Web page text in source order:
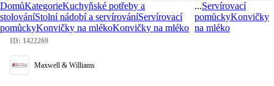
DomůKategorieKuchyňské potřeby a
stolováníStolní nádobí a servírováníServírovací
pomůckyKonvičky na mlékoKonvičky na mléko
...Servírovací
pomůckyKonvičky
na mléko
ID: 1422269
Maxwell & Williams